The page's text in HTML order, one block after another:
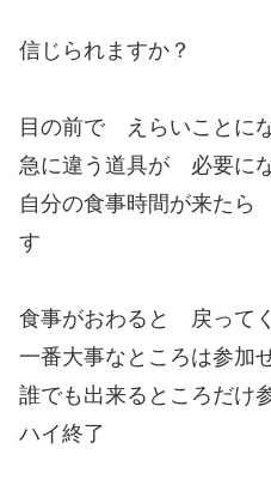
信じられますか？
目の前で えらいことに
急に違う道具が 必要に
自分の食事時間が来た
す
食事がおわると 戻って
一番大事なところは参加
誰でも出来るところだけ
ハイ終了